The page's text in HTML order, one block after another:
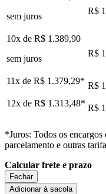
sem juros
R$
10x de R$ 1.389,90
sem juros
R$
11x de R$ 1.379,29* R$
12x de R$ 1.313,48* R$
*Juros: Todos os
parcelamento e outras
Calcular frete e prazo
Fechar
Adicionar à sacola